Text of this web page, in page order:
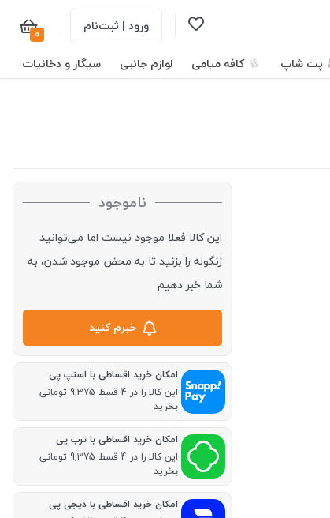
ورود | ثبت‌نام 0
پت شاپ کافه میامی لوازم جانبی سیگار و دخانیات
ناموجود
این کالا فعلا موجود نیست اما می‌توانید
زنگوله را بزنید تا به محض موجود شدن، به
شما خبر دهیم
خبرم کنید
امکان خرید اقساطی با اسنپ پی
این کالا را در 4 قسط 9,375 تومانی
بخرید
امکان خرید اقساطی با ترب پی
این کالا را در 4 قسط 9,375 تومانی
بخرید
امکان خرید اقساطی با دیجی پی